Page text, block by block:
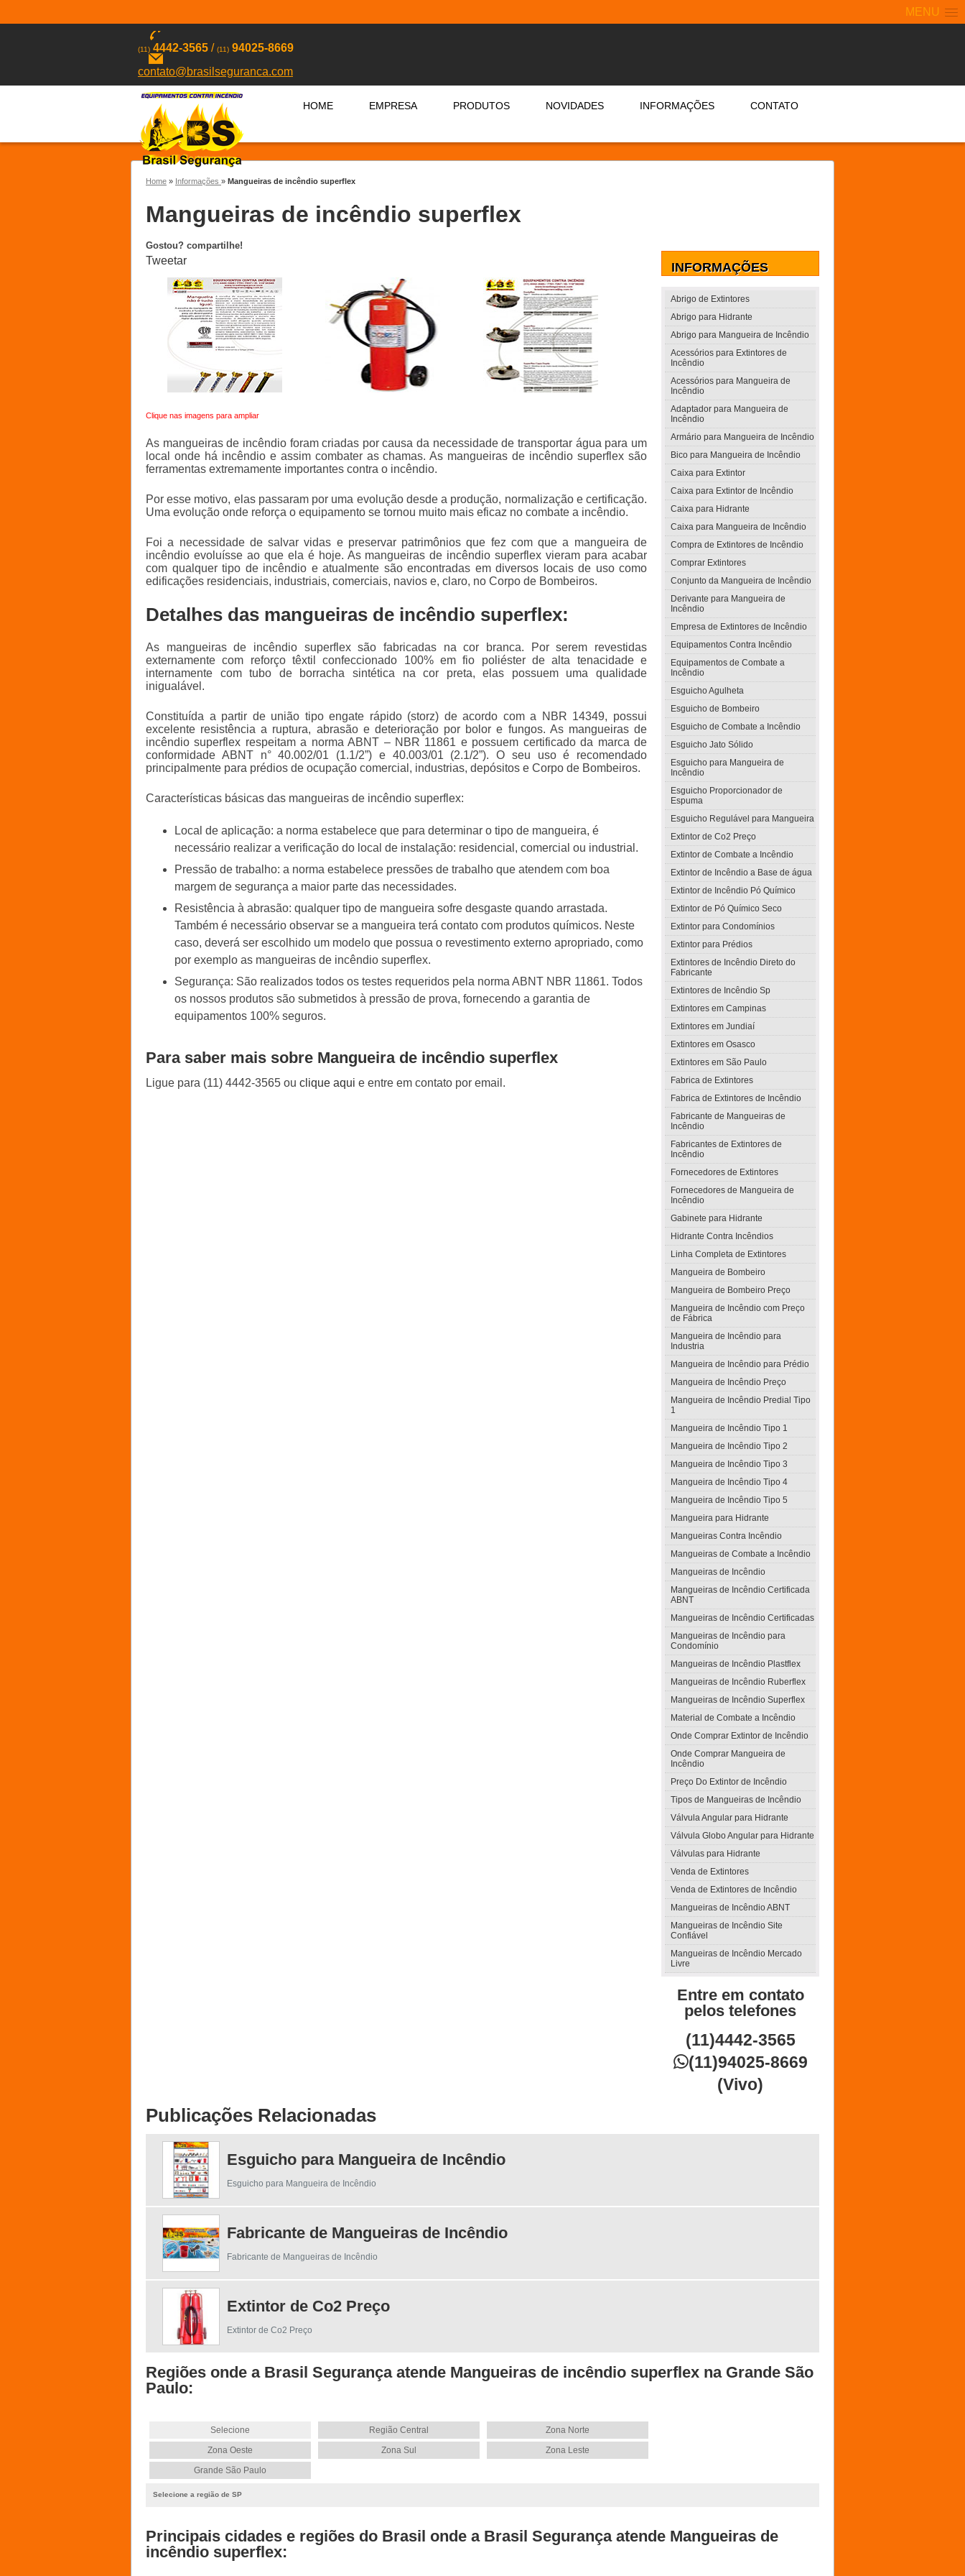
MENU
(11) 4442-3565 / (11) 94025-8669
contato@brasilseguranca.com
HOME EMPRESA PRODUTOS NOVIDADES INFORMAÇÕES CONTATO
Home » Informações » Mangueiras de incêndio superflex
Mangueiras de incêndio superflex
Gostou? compartilhe!
Tweetar
Clique nas imagens para ampliar
As mangueiras de incêndio foram criadas por causa da necessidade de transportar água para um
local onde há incêndio e assim combater as chamas. As mangueiras de incêndio superflex são
ferramentas extremamente importantes contra o incêndio.
Por esse motivo, elas passaram por uma evolução desde a produção, normalização e certificação.
Uma evolução onde reforça o equipamento se tornou muito mais eficaz no combate a incêndio.
Foi a necessidade de salvar vidas e preservar patrimônios que fez com que a mangueira de
incêndio evoluísse ao que ela é hoje. As mangueiras de incêndio superflex vieram para acabar
com qualquer tipo de incêndio e atualmente são encontradas em diversos locais de uso como
edificações residenciais, industriais, comerciais, navios e, claro, no Corpo de Bombeiros.
Detalhes das mangueiras de incêndio superflex:
As mangueiras de incêndio superflexsão fabricadas na cor branca. Por serem revestidas
externamente com reforço têxtil confeccionado 100% em fio poliéster de alta tenacidade e
internamente com tubo de borracha sintética na cor preta, elas possuem uma qualidade
inigualável.
Constituída a partir de união tipo engate rápido (storz) de acordo com a NBR 14349, possui
excelente resistência a ruptura, abrasão e deterioração por bolor e fungos. As mangueiras de
incêndio superflex respeitam a norma ABNT – NBR 11861 e possuem certificado da marca de
conformidade ABNT n° 40.002/01 (1.1/2”) e 40.003/01 (2.1/2”). O seu uso é recomendado
principalmente para prédios de ocupação comercial, industrias, depósitos e Corpo de Bombeiros.
Características básicas das mangueiras de incêndio superflex:
Local de aplicação: a norma estabelece que para determinar o tipo de mangueira, é
necessário realizar a verificação do local de instalação: residencial, comercial ou industrial.
Pressão de trabalho: a norma estabelece pressões de trabalho que atendem com boa
margem de segurança a maior parte das necessidades.
Resistência à abrasão: qualquer tipo de mangueira sofre desgaste quando arrastada.
Também é necessário observar se a mangueira terá contato com produtos químicos. Neste
caso, deverá ser escolhido um modelo que possua o revestimento externo apropriado, como
por exemplo as mangueiras de incêndio superflex.
Segurança: São realizados todos os testes requeridos pela norma ABNT NBR 11861. Todos
os nossos produtos são submetidos à pressão de prova, fornecendo a garantia de
equipamentos 100% seguros.
Para saber mais sobre Mangueira de incêndio superflex
Ligue para (11) 4442-3565 ou clique aqui e entre em contato por email.
INFORMAÇÕES
Abrigo de Extintores
Abrigo para Hidrante
Abrigo para Mangueira de Incêndio
Acessórios para Extintores de
Incêndio
Acessórios para Mangueira de
Incêndio
Adaptador para Mangueira de
Incêndio
Armário para Mangueira de Incêndio
Bico para Mangueira de Incêndio
Caixa para Extintor
Caixa para Extintor de Incêndio
Caixa para Hidrante
Caixa para Mangueira de Incêndio
Compra de Extintores de Incêndio
Comprar Extintores
Conjunto da Mangueira de Incêndio
Derivante para Mangueira de
Incêndio
Empresa de Extintores de Incêndio
Equipamentos Contra Incêndio
Equipamentos de Combate a
Incêndio
Esguicho Agulheta
Esguicho de Bombeiro
Esguicho de Combate a Incêndio
Esguicho Jato Sólido
Esguicho para Mangueira de
Incêndio
Esguicho Proporcionador de
Espuma
Esguicho Regulável para Mangueira
Extintor de Co2 Preço
Extintor de Combate a Incêndio
Extintor de Incêndio a Base de água
Extintor de Incêndio Pó Químico
Extintor de Pó Químico Seco
Extintor para Condomínios
Extintor para Prédios
Extintores de Incêndio Direto do
Fabricante
Extintores de Incêndio Sp
Extintores em Campinas
Extintores em Jundiaí
Extintores em Osasco
Extintores em São Paulo
Fabrica de Extintores
Fabrica de Extintores de Incêndio
Fabricante de Mangueiras de
Incêndio
Fabricantes de Extintores de
Incêndio
Fornecedores de Extintores
Fornecedores de Mangueira de
Incêndio
Gabinete para Hidrante
Hidrante Contra Incêndios
Linha Completa de Extintores
Mangueira de Bombeiro
Mangueira de Bombeiro Preço
Mangueira de Incêndio com Preço
de Fábrica
Mangueira de Incêndio para
Industria
Mangueira de Incêndio para Prédio
Mangueira de Incêndio Preço
Mangueira de Incêndio Predial Tipo
1
Mangueira de Incêndio Tipo 1
Mangueira de Incêndio Tipo 2
Mangueira de Incêndio Tipo 3
Mangueira de Incêndio Tipo 4
Mangueira de Incêndio Tipo 5
Mangueira para Hidrante
Mangueiras Contra Incêndio
Mangueiras de Combate a Incêndio
Mangueiras de Incêndio
Mangueiras de Incêndio Certificada
ABNT
Mangueiras de Incêndio Certificadas
Mangueiras de Incêndio para
Condomínio
Mangueiras de Incêndio Plastflex
Mangueiras de Incêndio Ruberflex
Mangueiras de Incêndio Superflex
Material de Combate a Incêndio
Onde Comprar Extintor de Incêndio
Onde Comprar Mangueira de
Incêndio
Preço Do Extintor de Incêndio
Tipos de Mangueiras de Incêndio
Válvula Angular para Hidrante
Válvula Globo Angular para Hidrante
Válvulas para Hidrante
Venda de Extintores
Venda de Extintores de Incêndio
Mangueiras de Incêndio ABNT
Mangueiras de Incêndio Site
Confiável
Mangueiras de Incêndio Mercado
Livre
Entre em contato
pelos telefones
(11)4442-3565
(11)94025-8669
(Vivo)
Publicações Relacionadas
Esguicho para Mangueira de Incêndio
Esguicho para Mangueira de Incêndio
Fabricante de Mangueiras de Incêndio
Fabricante de Mangueiras de Incêndio
Extintor de Co2 Preço
Extintor de Co2 Preço
Regiões onde a Brasil Segurança atende Mangueiras de incêndio superflex na Grande São
Paulo:
Selecione Região Central
Zona Norte
Zona Oeste
Zona Sul
Zona Leste
Grande São Paulo
Selecione a região de SP
Principais cidades e regiões do Brasil onde a Brasil Segurança atende Mangueiras de
incêndio superflex: